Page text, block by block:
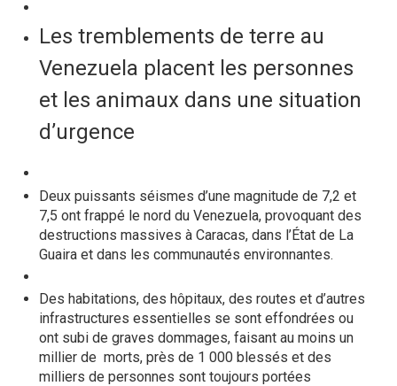
Les tremblements de terre au
Venezuela placent les personnes
et les animaux dans une situation
d’urgence
Deux puissants séismes d’une magnitude de 7,2 et
7,5 ont frappé le nord du Venezuela, provoquant des
destructions massives à Caracas, dans l’État de La
Guaira et dans les communautés environnantes.
Des habitations, des hôpitaux, des routes et d’autres
infrastructures essentielles se sont effondrées ou
ont subi de graves dommages, faisant au moins un
millier de morts, près de 1 000 blessés et des
milliers de personnes sont toujours portées